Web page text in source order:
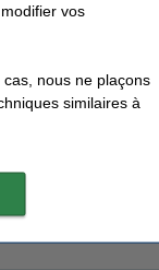
vos
cas, nous ne plaçons
similaires à